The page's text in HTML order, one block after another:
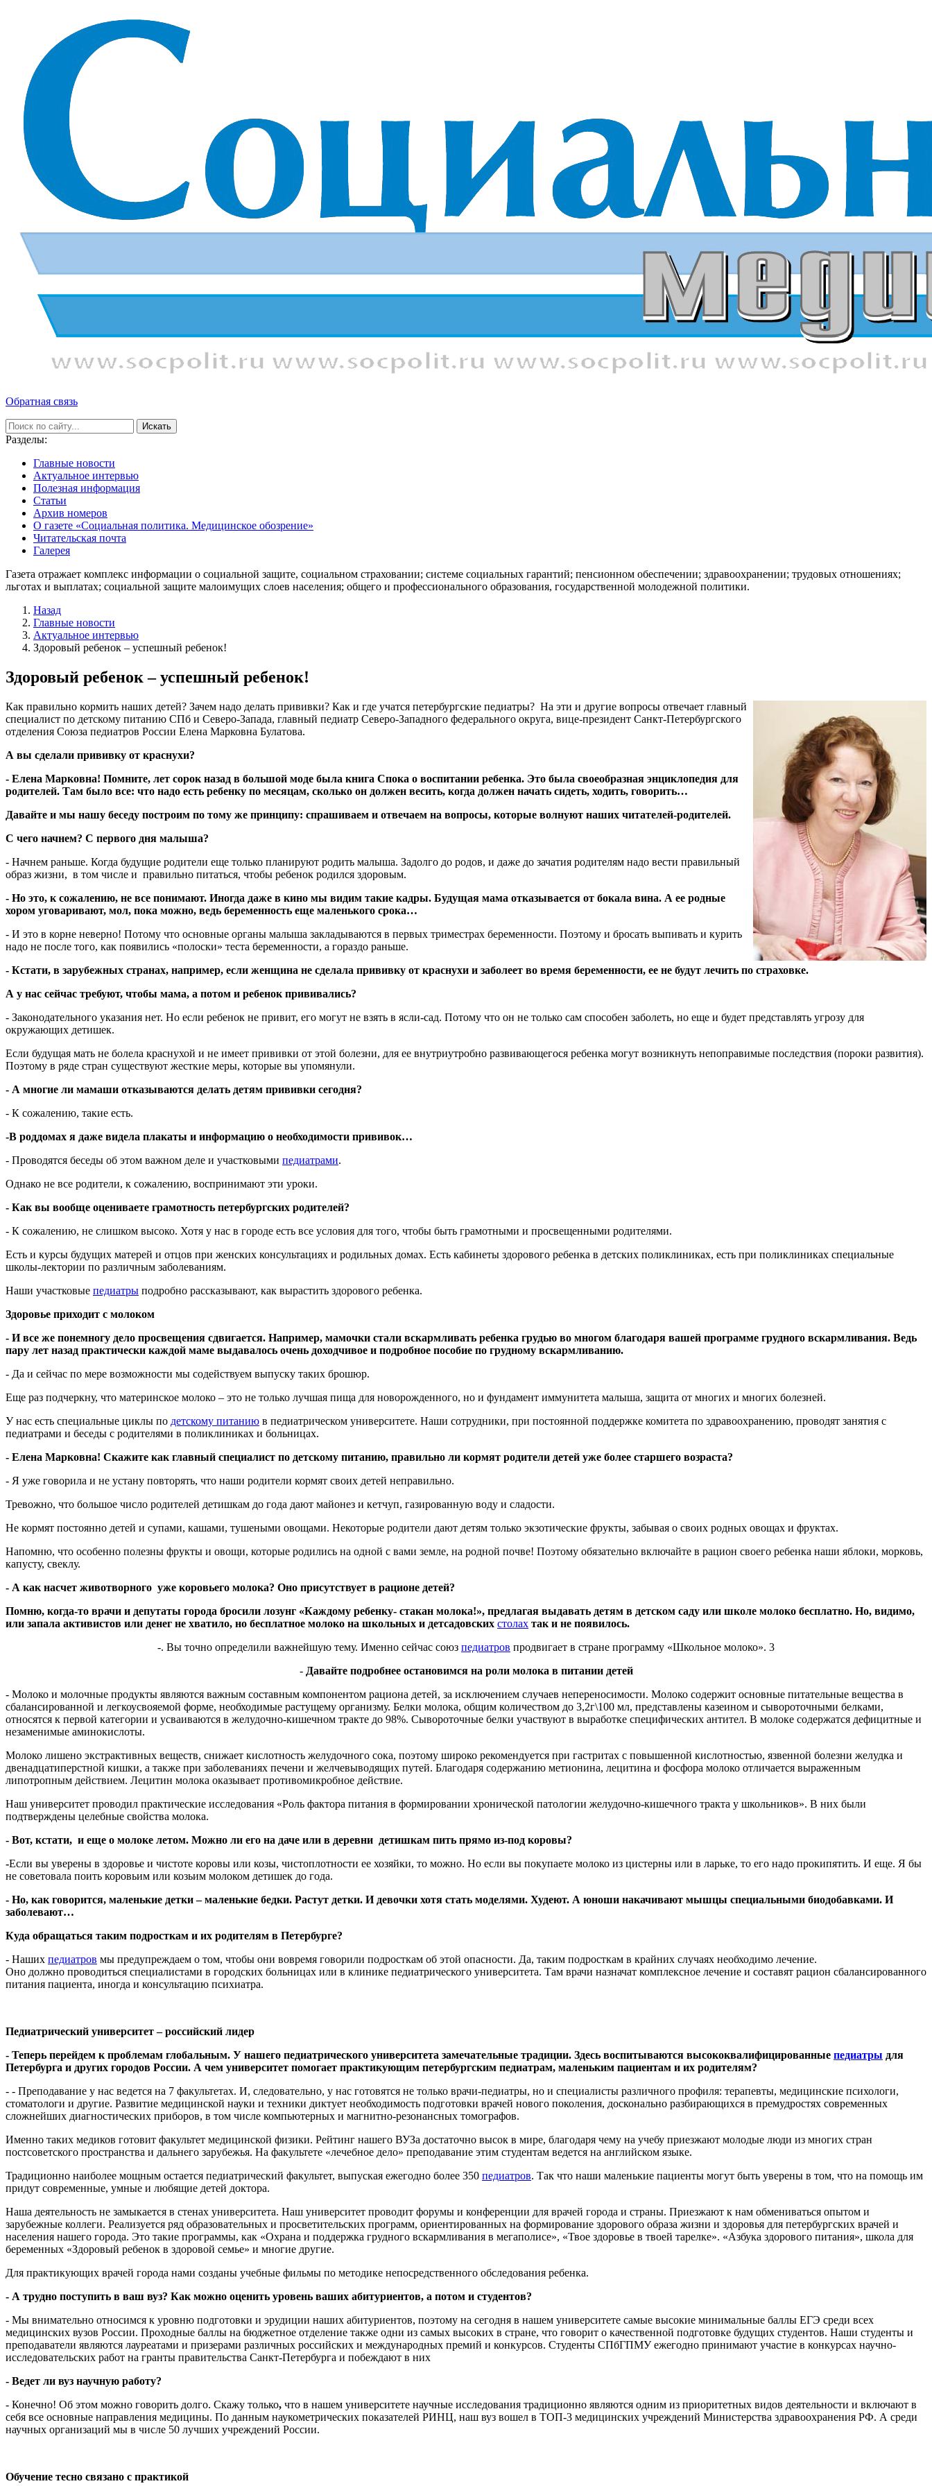
Обратная связь
Искать
Разделы:
Главные новости
Актуальное интервью
Полезная информация
Статьи
Архив номеров
О газете «Социальная политика. Медицинское обозрение»
Читательская почта
Галерея
Газета отражает комплекс информации о социальной защите, социальном страховании; системе социальных гарантий; пенсионном обеспечении; здравоохранении; трудовых отношениях;
льготах и выплатах; социальной защите малоимущих слоев населения; общего и профессионального образования, государственной молодежной политики.
Назад
Главные новости
Актуальное интервью
Здоровый ребенок – успешный ребенок!
Здоровый ребенок – успешный ребенок!
Как правильно кормить наших детей? Зачем надо делать прививки? Как и где учатся петербургские педиатры? На эти и другие вопросы отвечает главный
специалист по детскому питанию СПб и Северо-Запада, главный педиатр Северо-Западного федерального округа, вице-президент Санкт-Петербургского
отделения Союза педиатров России Елена Марковна Булатова.
А вы сделали прививку от краснухи?
- Елена Марковна! Помните, лет сорок назад в большой моде была книга Спока о воспитании ребенка. Это была своеобразная энциклопедия для
родителей. Там было все: что надо есть ребенку по месяцам, сколько он должен весить, когда должен начать сидеть, ходить, говорить…
Давайте и мы нашу беседу построим по тому же принципу: спрашиваем и отвечаем на вопросы, которые волнуют наших читателей-родителей.
С чего начнем? С первого дня малыша?
- Начнем раньше. Когда будущие родители еще только планируют родить малыша. Задолго до родов, и даже до зачатия родителям надо вести правильный
образ жизни, в том числе и правильно питаться, чтобы ребенок родился здоровым.
- Но это, к сожалению, не все понимают. Иногда даже в кино мы видим такие кадры. Будущая мама отказывается от бокала вина. А ее родные
хором уговаривают, мол, пока можно, ведь беременность еще маленького срока…
- И это в корне неверно! Потому что основные органы малыша закладываются в первых триместрах беременности. Поэтому и бросать выпивать и курить
надо не после того, как появились «полоски» теста беременности, а гораздо раньше.
- Кстати, в зарубежных странах, например, если женщина не сделала прививку от краснухи и заболеет во время беременности, ее не будут лечить по страховке.
А у нас сейчас требуют, чтобы мама, а потом и ребенок прививались?
- Законодательного указания нет. Но если ребенок не привит, его могут не взять в ясли-сад. Потому что он не только сам способен заболеть, но еще и будет представлять угрозу для
окружающих детишек.
Если будущая мать не болела краснухой и не имеет прививки от этой болезни, для ее внутриутробно развивающегося ребенка могут возникнуть непоправимые последствия (пороки развития).
Поэтому в ряде стран существуют жесткие меры, которые вы упомянули.
- А многие ли мамаши отказываются делать детям прививки сегодня?
- К сожалению, такие есть.
-В роддомах я даже видела плакаты и информацию о необходимости прививок…
- Проводятся беседы об этом важном деле и участковыми педиатрами.
Однако не все родители, к сожалению, воспринимают эти уроки.
- Как вы вообще оцениваете грамотность петербургских родителей?
- К сожалению, не слишком высоко. Хотя у нас в городе есть все условия для того, чтобы быть грамотными и просвещенными родителями.
Есть и курсы будущих матерей и отцов при женских консультациях и родильных домах. Есть кабинеты здорового ребенка в детских поликлиниках, есть при поликлиниках специальные
школы-лектории по различным заболеваниям.
Наши участковые педиатры подробно рассказывают, как вырастить здорового ребенка.
Здоровье приходит с молоком
- И все же понемногу дело просвещения сдвигается. Например, мамочки стали вскармливать ребенка грудью во многом благодаря вашей программе грудного вскармливания. Ведь
пару лет назад практически каждой маме выдавалось очень доходчивое и подробное пособие по грудному вскармливанию.
- Да и сейчас по мере возможности мы содействуем выпуску таких брошюр.
Еще раз подчеркну, что материнское молоко – это не только лучшая пища для новорожденного, но и фундамент иммунитета малыша, защита от многих и многих болезней.
У нас есть специальные циклы по детскому питанию в педиатрическом университете. Наши сотрудники, при постоянной поддержке комитета по здравоохранению, проводят занятия с
педиатрами и беседы с родителями в поликлиниках и больницах.
- Елена Марковна! Скажите как главный специалист по детскому питанию, правильно ли кормят родители детей уже более старшего возраста?
- Я уже говорила и не устану повторять, что наши родители кормят своих детей неправильно.
Тревожно, что большое число родителей детишкам до года дают майонез и кетчуп, газированную воду и сладости.
Не кормят постоянно детей и супами, кашами, тушеными овощами. Некоторые родители дают детям только экзотические фрукты, забывая о своих родных овощах и фруктах.
Напомню, что особенно полезны фрукты и овощи, которые родились на одной с вами земле, на родной почве! Поэтому обязательно включайте в рацион своего ребенка наши яблоки, морковь,
капусту, свеклу.
- А как насчет животворного уже коровьего молока? Оно присутствует в рационе детей?
Помню, когда-то врачи и депутаты города бросили лозунг «Каждому ребенку- стакан молока!», предлагая выдавать детям в детском саду или школе молоко бесплатно. Но, видимо,
или запала активистов или денег не хватило, но бесплатное молоко на школьных и детсадовских столах так и не появилось.
-. Вы точно определили важнейшую тему. Именно сейчас союз педиатров продвигает в стране программу «Школьное молоко». 3
- Давайте подробнее остановимся на роли молока в питании детей
- Молоко и молочные продукты являются важным составным компонентом рациона детей, за исключением случаев непереносимости. Молоко содержит основные питательные вещества в
сбалансированной и легкоусвояемой форме, необходимые растущему организму. Белки молока, общим количеством до 3,2г\100 мл, представлены казеином и сывороточными белками,
относятся к первой категории и усваиваются в желудочно-кишечном тракте до 98%. Сывороточные белки участвуют в выработке специфических антител. В молоке содержатся дефицитные и
незаменимые аминокислоты.
Молоко лишено экстрактивных веществ, снижает кислотность желудочного сока, поэтому широко рекомендуется при гастритах с повышенной кислотностью, язвенной болезни желудка и
двенадцатиперстной кишки, а также при заболеваниях печени и желчевыводящих путей. Благодаря содержанию метионина, лецитина и фосфора молоко отличается выраженным
липотропным действием. Лецитин молока оказывает противомикробное действие.
Наш университет проводил практические исследования «Роль фактора питания в формировании хронической патологии желудочно-кишечного тракта у школьников». В них были
подтверждены целебные свойства молока.
- Вот, кстати, и еще о молоке летом. Можно ли его на даче или в деревни детишкам пить прямо из-под коровы?
-Если вы уверены в здоровье и чистоте коровы или козы, чистоплотности ее хозяйки, то можно. Но если вы покупаете молоко из цистерны или в ларьке, то его надо прокипятить. И еще. Я бы
не советовала поить коровьим или козьим молоком детишек до года.
- Но, как говорится, маленькие детки – маленькие бедки. Растут детки. И девочки хотя стать моделями. Худеют. А юноши накачивают мышцы специальными биодобавками. И
заболевают…
Куда обращаться таким подросткам и их родителям в Петербурге?
- Наших педиатров мы предупреждаем о том, чтобы они вовремя говорили подросткам об этой опасности. Да, таким подросткам в крайних случаях необходимо лечение.
Оно должно проводиться специалистами в городских больницах или в клинике педиатрического университета. Там врачи назначат комплексное лечение и составят рацион сбалансированного
питания пациента, иногда и консультацию психиатра.
Педиатрический университет – российский лидер
- Теперь перейдем к проблемам глобальным. У нашего педиатрического университета замечательные традиции. Здесь воспитываются высококвалифицированные педиатры для
Петербурга и других городов России. А чем университет помогает практикующим петербургским педиатрам, маленьким пациентам и их родителям?
- - Преподавание у нас ведется на 7 факультетах. И, следовательно, у нас готовятся не только врачи-педиатры, но и специалисты различного профиля: терапевты, медицинские психологи,
стоматологи и другие. Развитие медицинской науки и техники диктует необходимость подготовки врачей нового поколения, досконально разбирающихся в премудростях современных
сложнейших диагностических приборов, в том числе компьютерных и магнитно-резонансных томографов.
Именно таких медиков готовит факультет медицинской физики. Рейтинг нашего ВУЗа достаточно высок в мире, благодаря чему на учебу приезжают молодые люди из многих стран
постсоветского пространства и дальнего зарубежья. На факультете «лечебное дело» преподавание этим студентам ведется на английском языке.
Традиционно наиболее мощным остается педиатрический факультет, выпуская ежегодно более 350 педиатров. Так что наши маленькие пациенты могут быть уверены в том, что на помощь им
придут современные, умные и любящие детей доктора.
Наша деятельность не замыкается в стенах университета. Наш университет проводит форумы и конференции для врачей города и страны. Приезжают к нам обмениваться опытом и
зарубежные коллеги. Реализуется ряд образовательных и просветительских программ, ориентированных на формирование здорового образа жизни и здоровья для петербургских врачей и
населения нашего города. Это такие программы, как «Охрана и поддержка грудного вскармливания в мегаполисе», «Твое здоровье в твоей тарелке». «Азбука здорового питания», школа для
беременных «Здоровый ребенок в здоровой семье» и многие другие.
Для практикующих врачей города нами созданы учебные фильмы по методике непосредственного обследования ребенка.
- А трудно поступить в ваш вуз? Как можно оценить уровень ваших абитуриентов, а потом и студентов?
- Мы внимательно относимся к уровню подготовки и эрудиции наших абитуриентов, поэтому на сегодня в нашем университете самые высокие минимальные баллы ЕГЭ среди всех
медицинских вузов России. Проходные баллы на бюджетное отделение также одни из самых высоких в стране, что говорит о качественной подготовке будущих студентов. Наши студенты и
преподаватели являются лауреатами и призерами различных российских и международных премий и конкурсов. Студенты СПбГПМУ ежегодно принимают участие в конкурсах научно-
исследовательских работ на гранты правительства Санкт-Петербурга и побеждают в них
- Ведет ли вуз научную работу?
- Конечно! Об этом можно говорить долго. Скажу только, что в нашем университете научные исследования традиционно являются одним из приоритетных видов деятельности и включают в
себя все основные направления медицины. По данным наукометрических показателей РИНЦ, наш вуз вошел в ТОП-3 медицинских учреждений Министерства здравоохранения РФ. А среди
научных организаций мы в числе 50 лучших учреждений России.
Обучение тесно связано с практикой